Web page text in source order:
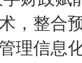
，整合
理信息